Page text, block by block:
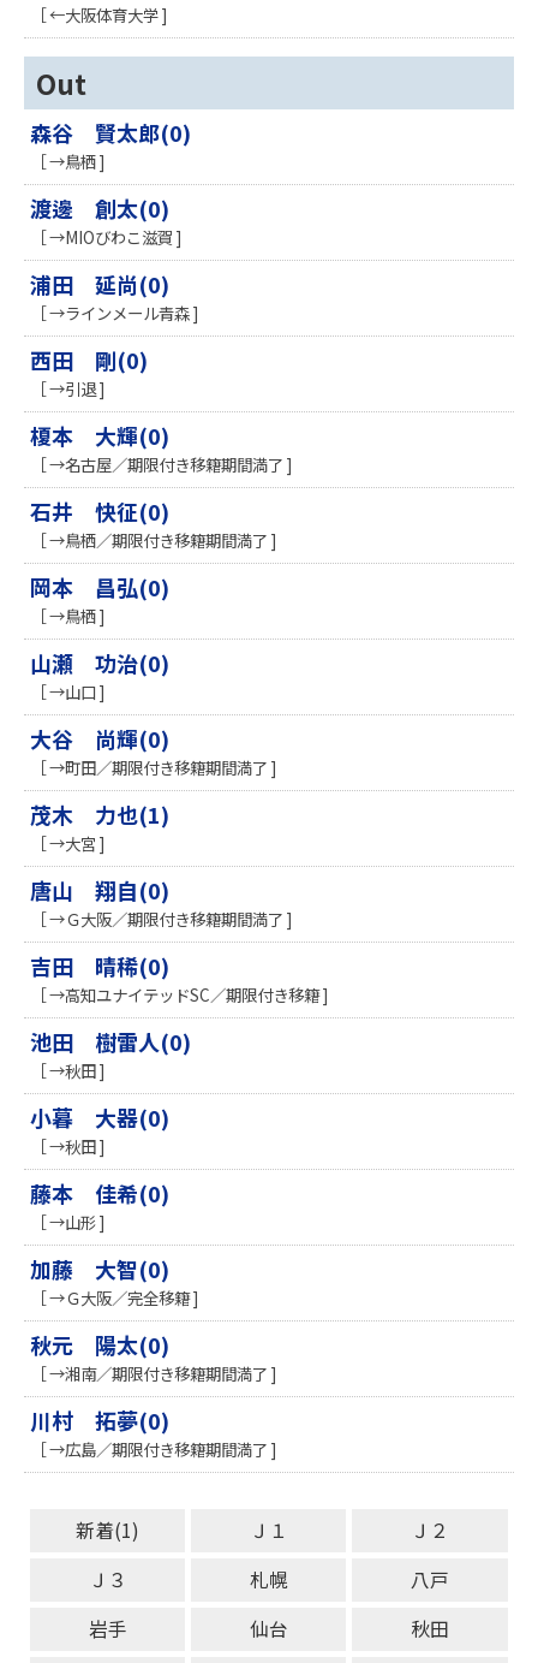
［ ←大阪体育大学 ]
Out
森谷 賢太郎(0)
［ →鳥栖 ]
渡邊 創太(0)
［ →MIOびわこ滋賀 ]
浦田 延尚(0)
［ →ラインメール青森 ]
西田 剛(0)
［ →引退 ]
榎本 大輝(0)
［ →名古屋／期限付き移籍期間満了 ]
石井 快征(0)
［ →鳥栖／期限付き移籍期間満了 ]
岡本 昌弘(0)
［ →鳥栖 ]
山瀬 功治(0)
［ →山口 ]
大谷 尚輝(0)
［ →町田／期限付き移籍期間満了 ]
茂木 力也(1)
［ →大宮 ]
唐山 翔自(0)
［ →Ｇ大阪／期限付き移籍期間満了 ]
吉田 晴稀(0)
［ →高知ユナイテッドSC／期限付き移籍 ]
池田 樹雷人(0)
［ →秋田 ]
小暮 大器(0)
［ →秋田 ]
藤本 佳希(0)
［ →山形 ]
加藤 大智(0)
［ →Ｇ大阪／完全移籍 ]
秋元 陽太(0)
［ →湘南／期限付き移籍期間満了 ]
川村 拓夢(0)
［ →広島／期限付き移籍期間満了 ]
新着(1) Ｊ１
Ｊ２
Ｊ３
札幌
八戸
岩手
仙台
秋田